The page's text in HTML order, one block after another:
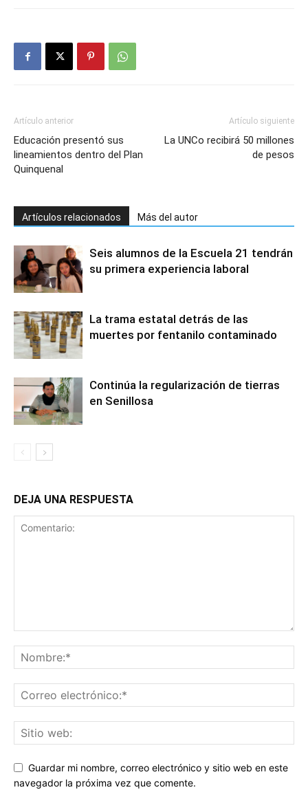
Artículo anterior
Educación presentó sus
lineamientos dentro del Plan
Quinquenal
Artículo siguiente
La UNCo recibirá 50 millones
de pesos
Artículos relacionados Más del autor
Seis alumnos de la Escuela 21 tendrán
su primera experiencia laboral
La trama estatal detrás de las
muertes por fentanilo contaminado
Continúa la regularización de tierras
en Senillosa
DEJA UNA RESPUESTA
Guardar mi nombre, correo electrónico y sitio web en este
navegador la próxima vez que comente.